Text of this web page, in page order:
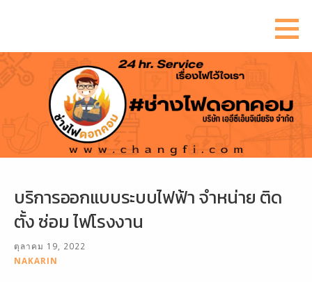
ยัง
เนื้อหา
บริการออกแบบระบบไฟฟ้า จำหน่าย ติด
ตั้ง ซ่อม ไฟโรงงาน
ตุลาคม 19, 2022
NAKARIN